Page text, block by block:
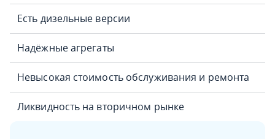
Есть дизельные версии
Надёжные агрегаты
Невысокая стоимость обслуживания и ремонта
Ликвидность на вторичном рынке